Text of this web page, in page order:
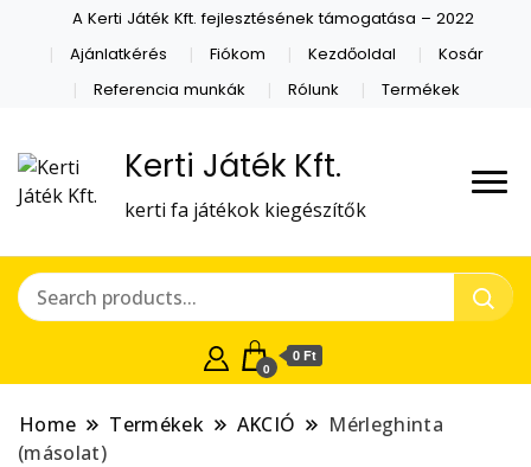
A Kerti Játék Kft. fejlesztésének támogatása – 2022
Ajánlatkérés
Fiókom Kezdőoldal
Kosár
Referencia munkák
Rólunk Termékek
Kerti Játék Kft.
kerti fa játékok kiegészítők
0
0 Ft
Home Termékek AKCIÓ
Mérleghinta
(másolat)